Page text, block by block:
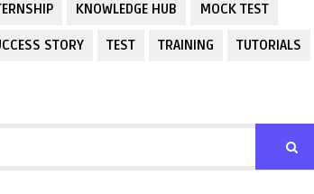
KNOWLEDGE HUB MOCK TEST
STORY TEST TRAINING TUTORIALS